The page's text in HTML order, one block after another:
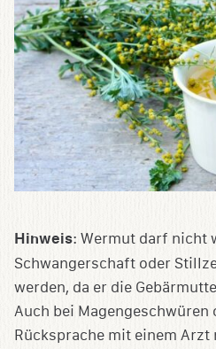
Hinweis: Wermut darf nicht
Schwangerschaft oder
werden, da er die
Auch bei
Rücksprache mit einem Arzt